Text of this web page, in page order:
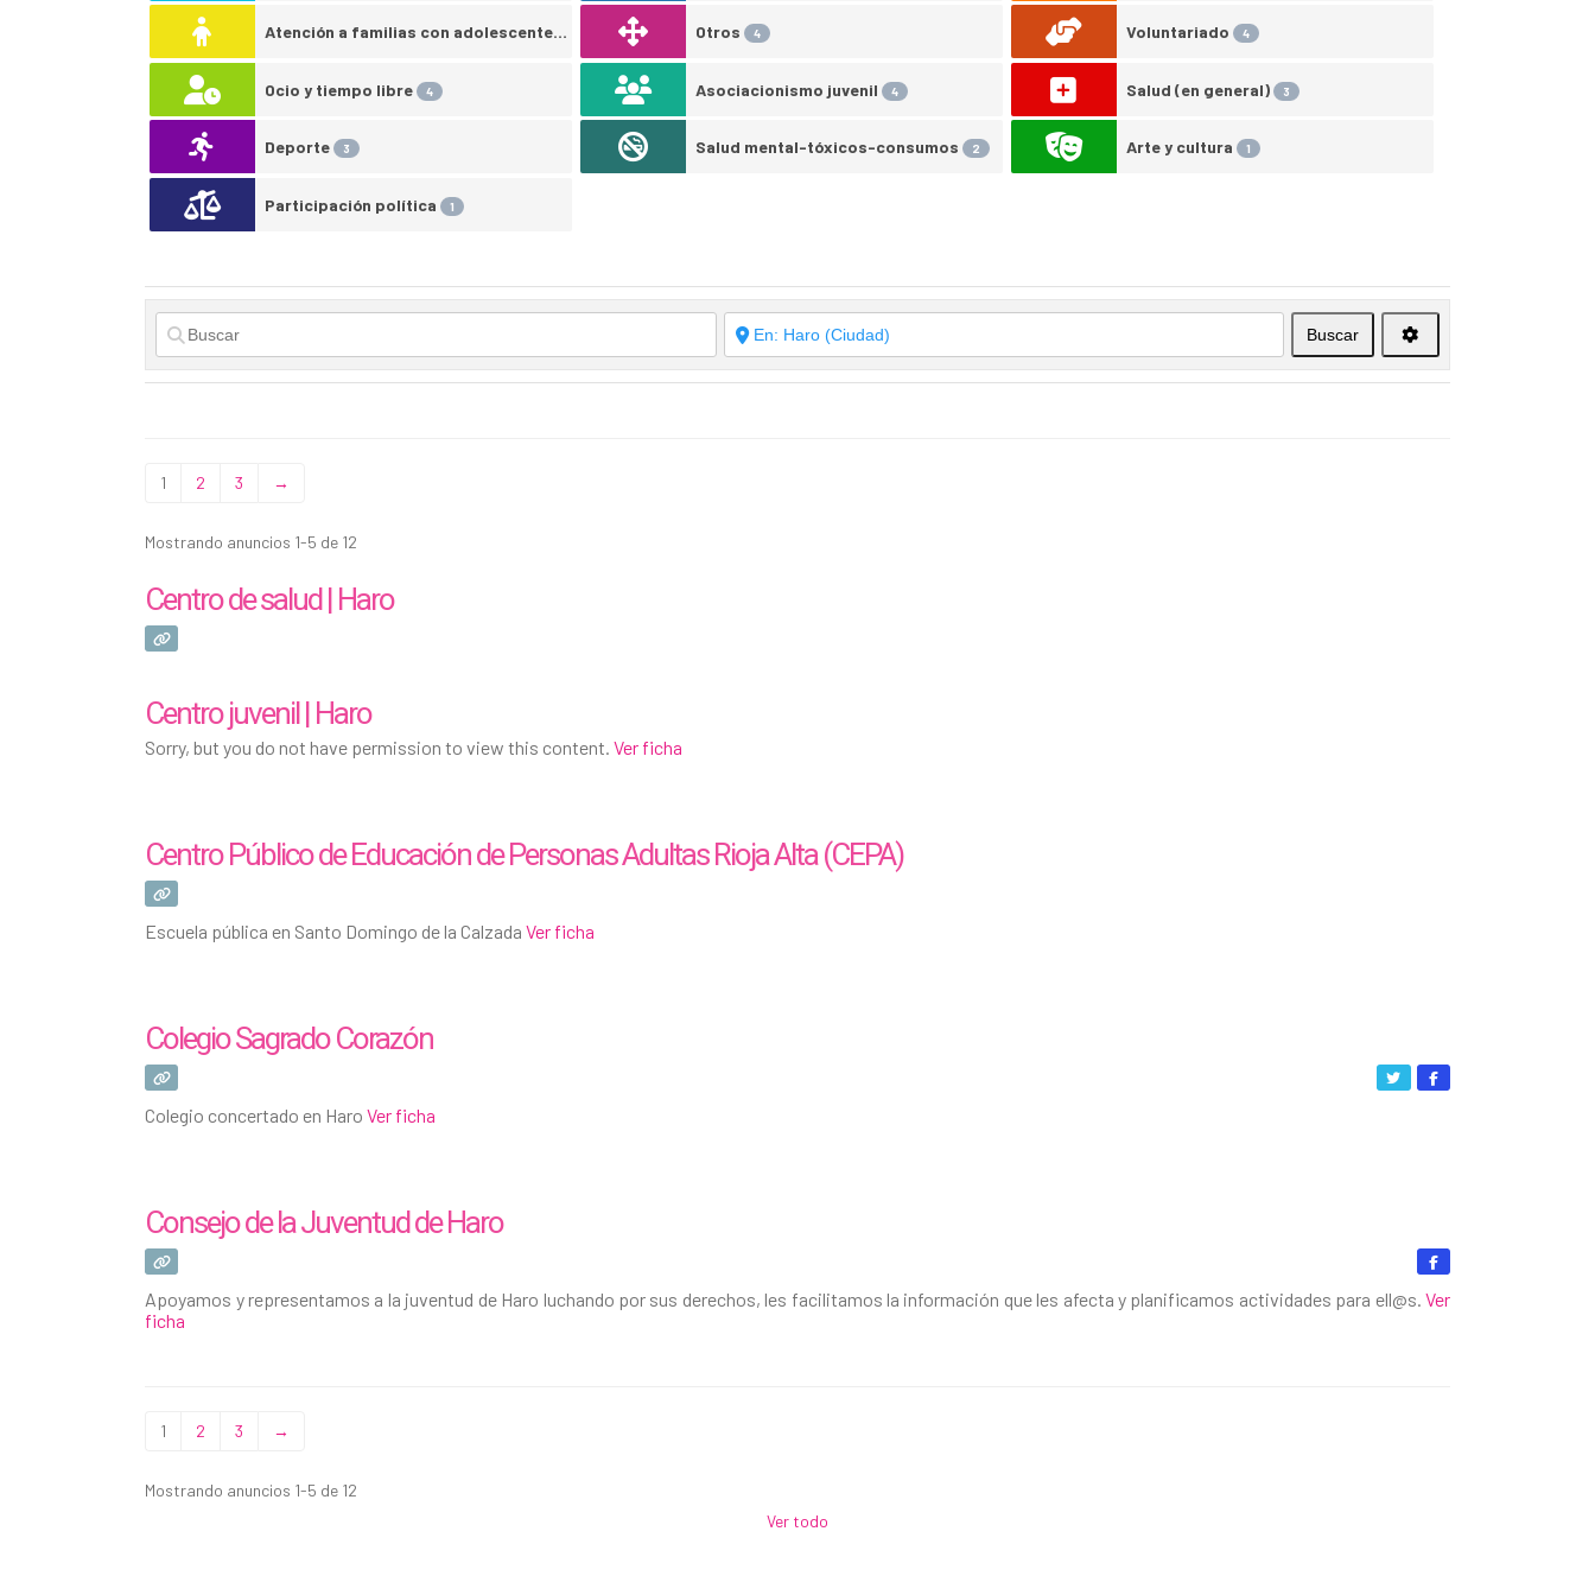
Atención a familias con adolescentes/jóvenes 4 Otros 4 Voluntariado 4
Ocio y tiempo libre 4 Asociacionismo juvenil 4 Salud (en general) 3
Deporte 3 Salud mental-tóxicos-consumos 2 Arte y cultura 1
Participación política 1
Buscar
1 2 3 →
Mostrando anuncios 1-5 de 12
Centro de salud | Haro
Centro juvenil | Haro
Sorry, but you do not have permission to view this content.Ver ficha
Centro Público de Educación de Personas Adultas Rioja Alta (CEPA)
Escuela pública en Santo Domingo de la CalzadaVer ficha
Colegio Sagrado Corazón
Colegio concertado en HaroVer ficha
Consejo de la Juventud de Haro
Apoyamos y representamos a la juventud de Haro luchando por sus derechos, les facilitamos la información que les afecta y planificamos actividades para ell@s. Ver
ficha
1 2 3 →
Mostrando anuncios 1-5 de 12
Ver todo